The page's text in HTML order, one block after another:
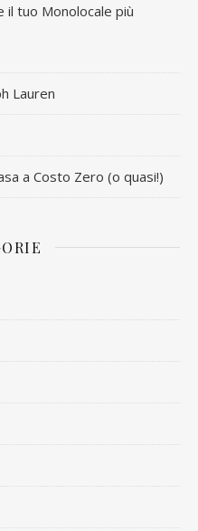
il tuo Monolocale più
Lauren
a Costo Zero (o quasi!)